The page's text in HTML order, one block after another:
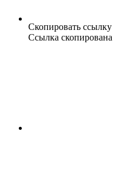
Скопировать ссылку
Ссылка скопирована